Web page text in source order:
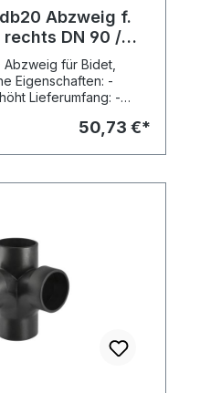
Abzweig f.
rechts DN 90 /
d 50/32
für Bidet,
Eigenschaften: -
Lieferumfang: -
Typ : Silent-db20
50,73 €*